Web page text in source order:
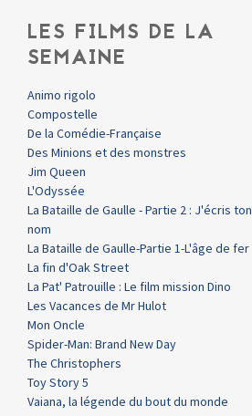
LES FILMS DE LA
SEMAINE
Animo rigolo
Compostelle
De la Comédie-Française
Des Minions et des monstres
Jim Queen
L'Odyssée
La Bataille de Gaulle - Partie 2 : J'écris ton
nom
La Bataille de Gaulle-Partie 1-L'âge de fer
La fin d'Oak Street
La Pat' Patrouille : Le film mission Dino
Les Vacances de Mr Hulot
Mon Oncle
Spider-Man: Brand New Day
The Christophers
Toy Story 5
Vaiana, la légende du bout du monde